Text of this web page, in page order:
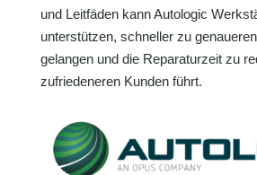
und Leitfäden kann Autologic
unterstützen, schneller zu
gelangen und die Reparaturzeit zu
zufriedeneren Kunden führt.